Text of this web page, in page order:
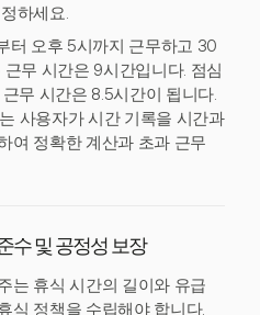
하세요.
터 오후 5시까지 근무하고 30
무 시간은 9시간입니다. 점심
무 시간은 8.5시간이 됩니다.
사용자가 시간 기록을 시간과
여 정확한 계산과 초과 근무
수 및 공정성 보장
는 휴식 시간의 길이와 유급
식 정책을 수립해야 합니다.